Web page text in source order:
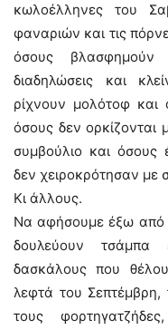
κωλοέλληνες του
φαναριών και τις
όσους
διαδηλώσεις και
ρίχνουν μολότοφ και
όσους δεν ορκίζονται
συμβούλιο και όσους
δεν χειροκρότησαν με
Κι άλλους.
Να αφήσουμε έξω από
δουλεύουν τσάμπα
δασκάλους που
λεφτά του Σεπτέμβρη,
τους